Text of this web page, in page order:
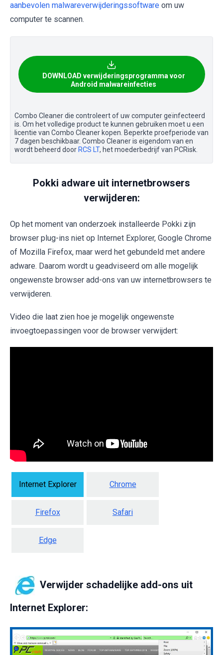
aanbevolen malwareverwijderingssoftware om uw
computer te scannen.
DOWNLOAD verwijderingsprogramma voor
Android malwareinfecties
Combo Cleaner die controleert of uw computer geïnfecteerd
is. Om het volledige product te kunnen gebruiken moet u een
licentie van Combo Cleaner kopen. Beperkte proefperiode van
7 dagen beschikbaar. Combo Cleaner is eigendom van en
wordt beheerd door RCS LT, het moederbedrijf van PCRisk.
Pokki adware uit internetbrowsers
verwijderen:
Op het moment van onderzoek installeerde Pokki zijn
browser plug-ins niet op Internet Explorer, Google Chrome
of Mozilla Firefox, maar werd het gebundeld met andere
adware. Daarom wordt u geadviseerd om alle mogelijk
ongewenste browser add-ons van uw internetbrowsers te
verwijderen.
Video die laat zien hoe je mogelijk ongewenste
invoegtoepassingen voor de browser verwijdert:
Internet Explorer Chrome
Firefox Safari
Edge
Verwijder schadelijke add-ons uit
Internet Explorer: